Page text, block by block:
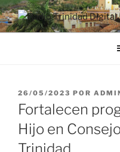
Saltar
al
contenido
RADIO
Desde la Ciudad Museo del
PUBLICADO
EL
26/05/2023 POR
Fortalecen
Hijo en